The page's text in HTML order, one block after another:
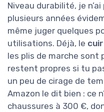
Niveau durabilité, je
plusieurs années
même juger quelques
utilisations. Déjà, le
les plis de marche sont
restent propres si tu
un peu de cirage de
Amazon le dit bien : ce
chaussures à 300 €,